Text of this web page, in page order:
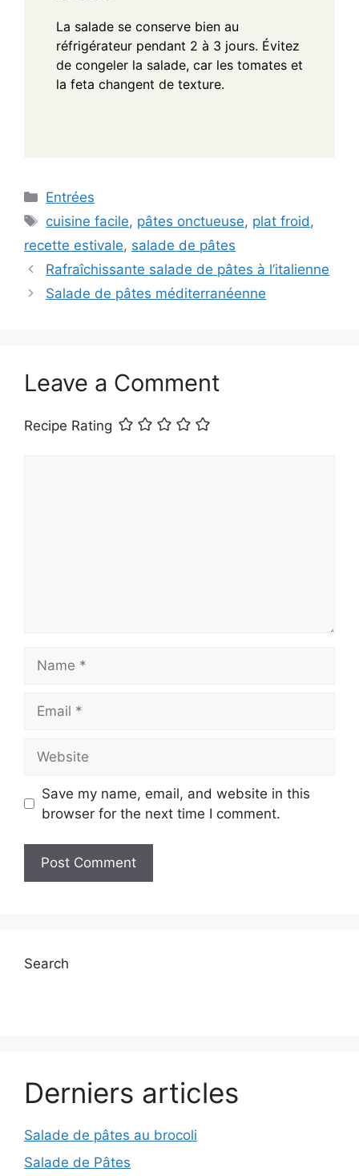
La salade se conserve bien au
réfrigérateur pendant 2 à 3 jours. Évitez
de congeler la salade, car les tomates et
la feta changent de texture.
Categories
Entrées
Tags
cuisine facile, pâtes onctueuse, plat froid ,
recette estivale, salade de pâtes
Rafraîchissante salade de pâtes à l’italienne
Salade de pâtes méditerranéenne
Leave a Comment
Recipe Rating
Save my name, email, and website in this
browser for the next time I comment.
Search
Derniers articles
Salade de pâtes au brocoli
Salade de Pâtes